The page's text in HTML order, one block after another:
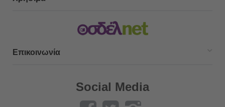
Επικοινωνία
Social Media